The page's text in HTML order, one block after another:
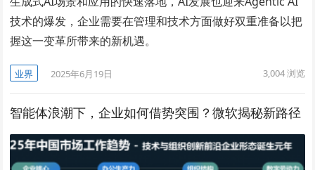
技术的爆发，企业需要在管理和技术方面做好双重准备以把
握这一变革所带来的新机遇。
业界 2025年6月19日 3,004浏览
智能体浪潮下，企业如何借势突围？微软揭秘新路径